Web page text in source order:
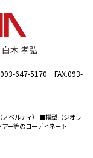
647-5170 FAX.093-
ベルティ） ■模型（ジオラ
ー等のコーディネート